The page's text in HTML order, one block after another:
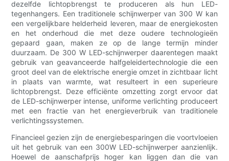
dezelfde lichtopbrengst te produceren als hun LED-
tegenhangers. Een traditionele schijnwerper van 300 W kan
een vergelijkbare helderheid leveren, maar de energiekosten
en het onderhoud die met deze oudere technologieën
gepaard gaan, maken ze op de lange termijn minder
duurzaam. De 300 W LED-schijnwerper daarentegen maakt
gebruik van geavanceerde halfgeleidertechnologie die een
groot deel van de elektrische energie omzet in zichtbaar licht
in plaats van warmte, wat resulteert in een superieure
lichtopbrengst. Deze efficiënte omzetting zorgt ervoor dat
de LED-schijnwerper intense, uniforme verlichting produceert
met een fractie van het energieverbruik van traditionele
verlichtingssystemen.
Financieel gezien zijn de energiebesparingen die voortvloeien
uit het gebruik van een 300W LED-schijnwerper aanzienlijk.
Hoewel de aanschafprijs hoger kan liggen dan die van